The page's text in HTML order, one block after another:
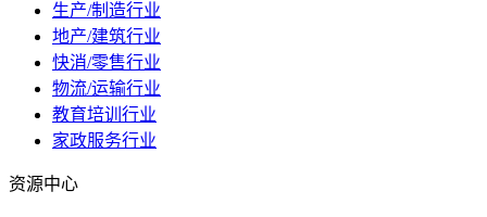
生产/制造行业
地产/建筑行业
快消/零售行业
物流/运输行业
教育培训行业
家政服务行业
资源中心